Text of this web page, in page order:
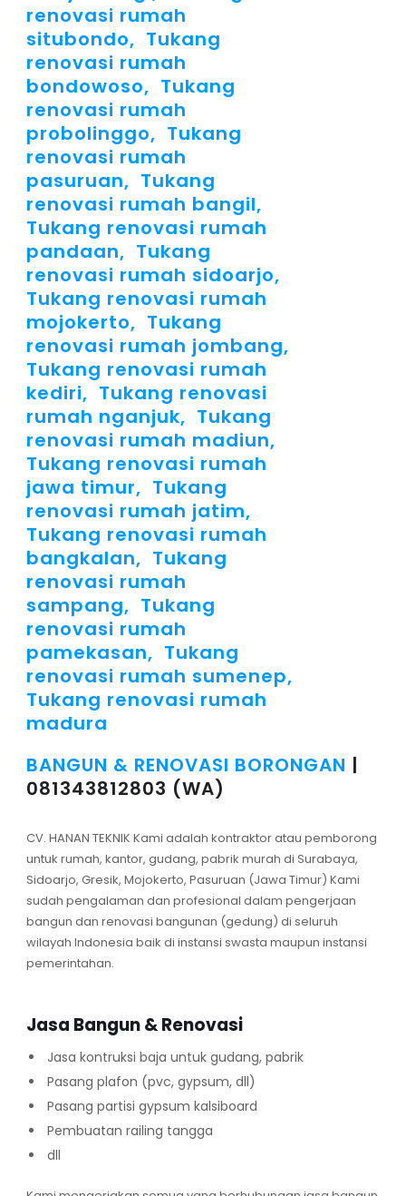
BANGUN & RENOVASI BORONGAN |
081343812803 (WA)
CV. HANAN TEKNIK Kami adalah kontraktor atau pemborong
untuk rumah, kantor, gudang, pabrik murah di Surabaya,
Sidoarjo, Gresik, Mojokerto, Pasuruan (Jawa Timur) Kami
sudah pengalaman dan profesional dalam pengerjaan
bangun dan renovasi bangunan (gedung) di seluruh
wilayah Indonesia baik di instansi swasta maupun instansi
pemerintahan.
Jasa Bangun & Renovasi
Jasa kontruksi baja untuk gudang, pabrik
Pasang plafon (pvc, gypsum, dll)
Pasang partisi gypsum kalsiboard
Pembuatan railing tangga
dll